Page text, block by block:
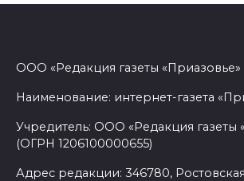
ООО «Редакция газеты «Приазовье»
Наименование: интернет-газета
Учредитель: ООО «Редакция газеты
(ОГРН 1206100000655)
Адрес редакции: 346780,